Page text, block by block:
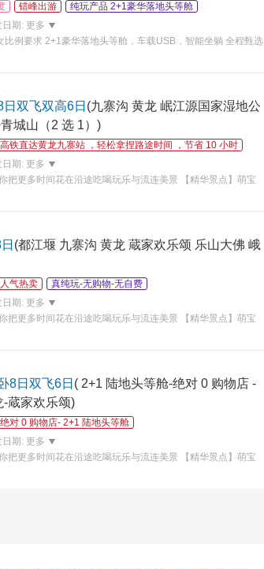
错峰出游
纯玩产品 2+1豪华落地头等舱
日期: 更多
例要求 2+1豪华落地头等舱，车载USB，智能坐躺 全程甄选
双飞双高6日 (九寨沟 黄龙 岷江源国家湿地公
城山（2 选 1）)
高铁直达黄龙九寨站 ，轻松拿捏路途时间 ，节省 10 小时
日期: 更多
把更多时间花在沿途吃喝玩乐与流连美景 【精华景点】萌宝
(都江堰 九寨沟 黄龙 蔵家欢乐颂 乐山大佛 峨
人气热卖
真纯玩-无购物-无自费
日期: 更多
把更多时间花在沿途吃喝玩乐与流连美景 【精华景点】萌宝
8日双飞6日 ( 2+1 陆地头等舱-绝对 0 购物店 -
-蔵家欢乐颂)
绝对 0 购物店- 2+1 陆地头等舱
日期: 更多
把更多时间花在沿途吃喝玩乐与流连美景 【精华景点】萌宝